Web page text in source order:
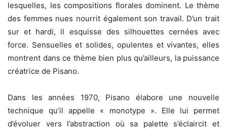
lesquelles, les compositions florales dominent. Le thème
des femmes nues nourrit également son travail. D’un trait
sur et hardi, il esquisse des silhouettes cernées avec
force. Sensuelles et solides, opulentes et vivantes, elles
montrent dans ce thème bien plus qu’ailleurs, la puissance
créatrice de Pisano.
Dans les années 1970, Pisano élabore une nouvelle
technique qu’il appelle « monotype ». Elle lui permet
d’évoluer vers l’abstraction où sa palette s’éclaircit et